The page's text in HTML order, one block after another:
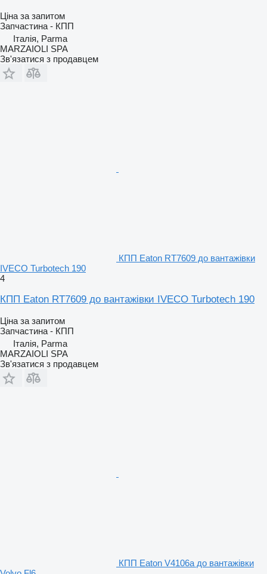
Ціна за запитом
Запчастина - КПП
Італія, Parma
MARZAIOLI SPA
Зв'язатися з продавцем
КПП Eaton RT7609 до вантажівки
IVECO Turbotech 190
4
КПП Eaton RT7609 до вантажівки IVECO Turbotech 190
Ціна за запитом
Запчастина - КПП
Італія, Parma
MARZAIOLI SPA
Зв'язатися з продавцем
КПП Eaton V4106a до вантажівки